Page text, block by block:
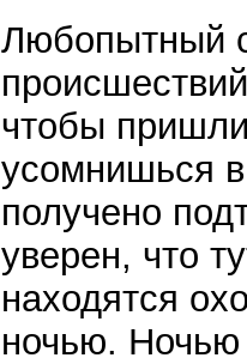
Любопытный
чтобы пришли
усомнишься
получено
уверен, что
находятся
ночью.